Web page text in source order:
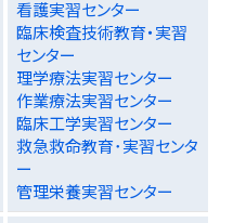
看護実習センター
臨床検査技術教育・実習
センター
理学療法実習センター
作業療法実習センター
臨床工学実習センター
救急救命教育･実習センタ
ー
管理栄養実習センター